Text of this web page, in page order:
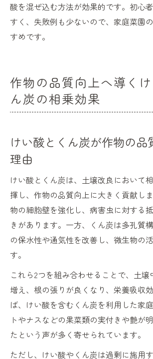
酸を混ぜ込む方法が効果的です。初心
すく、失敗例も少ないので、家庭菜園
すめです。
作物の品質向上へ導く
ん炭の相乗効果
けい酸とくん炭が作物の品
理由
けい酸とくん炭は、土壌改良において
揮し、作物の品質向上に大きく貢献し
物の細胞壁を強化し、病害虫に対する
きがあります。一方、くん炭は多孔質
の保水性や通気性を改善し、微生物の
す。
これら2つを組み合わせることで、土
増え、根の張りが良くなり、栄養吸収
ば、けい酸を含むくん炭を利用した家
トやナスなどの果菜類の実付きや艶が
たという声が多く寄せられています。
ただし、けい酸やくん炭は過剰に施用